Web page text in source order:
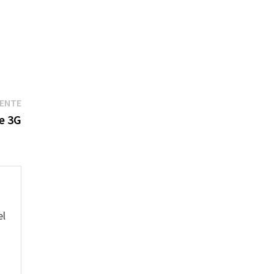
Entrada
siguiente:
3G